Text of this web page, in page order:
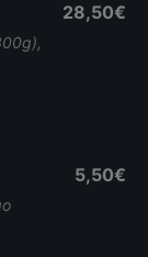
28,50€
5,50€